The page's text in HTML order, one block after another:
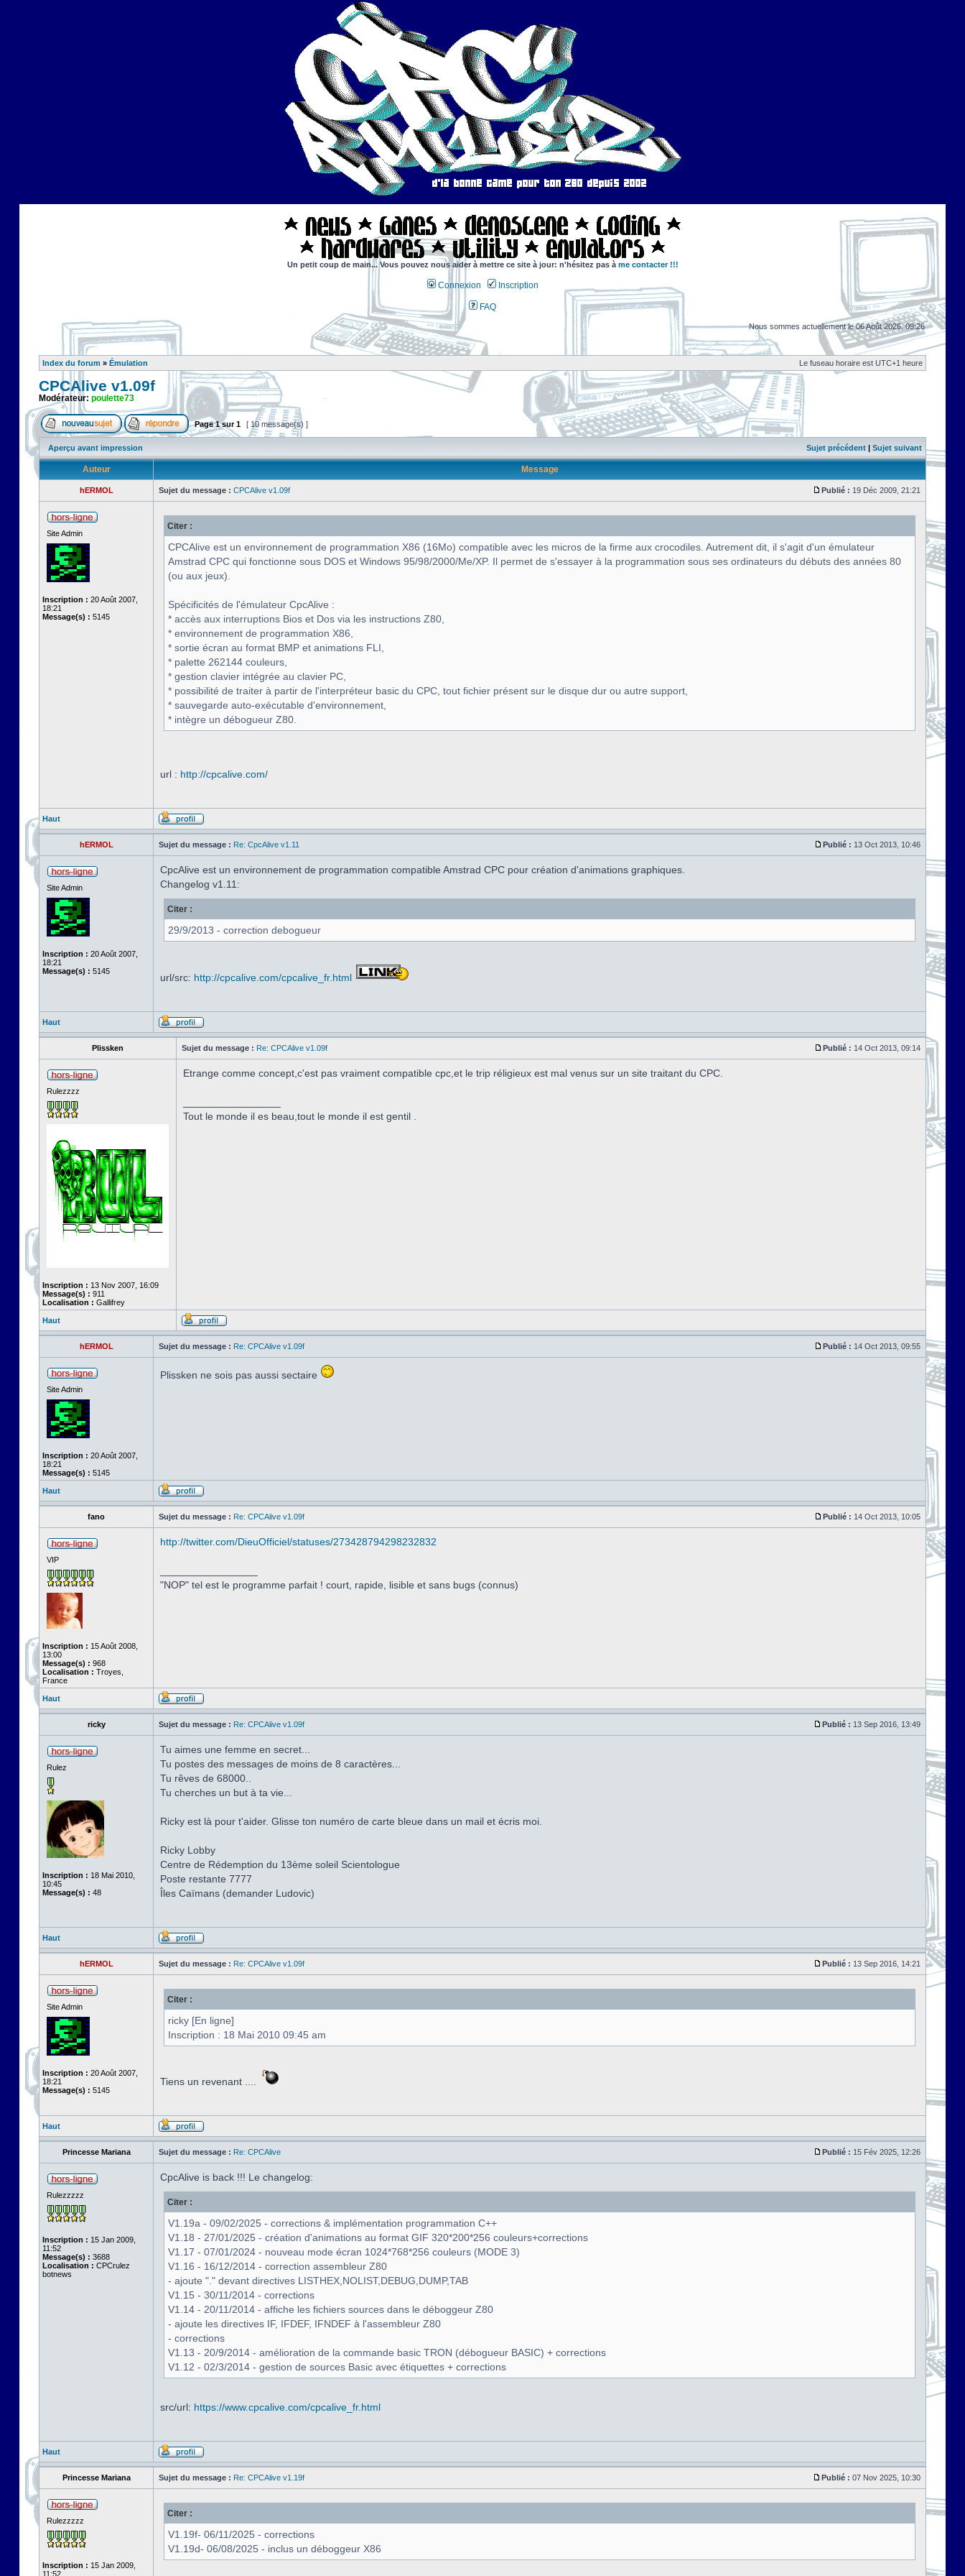
Un petit coup de main... Vous pouvez nous aider à mettre ce site à jour: n'hésitez pas à me contacter !!!
Connexion Inscription
FAQ
Nous sommes actuellement le 06 Août 2026, 09:26
Index du forum » Émulation Le fuseau horaire est UTC+1 heure
CPCAlive v1.09f
Modérateur: poulette73
Page1sur1 [ 10 message(s) ]
Aperçu avant impression Sujet précédent | Sujet suivant
Auteur Message
hERMOL Sujet du message : CPCAlive v1.09f Publié : 19 Déc 2009, 21:21
Site Admin
Inscription : 20 Août 2007,
18:21
Message(s) : 5145
Citer :
CPCAlive est un environnement de programmation X86 (16Mo) compatible avec les micros de la firme aux crocodiles. Autrement dit, il s'agit d'un émulateur
Amstrad CPC qui fonctionne sous DOS et Windows 95/98/2000/Me/XP. Il permet de s'essayer à la programmation sous ses ordinateurs du débuts des années 80
(ou aux jeux).
Spécificités de l'émulateur CpcAlive :
* accès aux interruptions Bios et Dos via les instructions Z80,
* environnement de programmation X86,
* sortie écran au format BMP et animations FLI,
* palette 262144 couleurs,
* gestion clavier intégrée au clavier PC,
* possibilité de traiter à partir de l'interpréteur basic du CPC, tout fichier présent sur le disque dur ou autre support,
* sauvegarde auto-exécutable d'environnement,
* intègre un débogueur Z80.
url : http://cpcalive.com/
Haut
hERMOL Sujet du message : Re: CpcAlive v1.11 Publié : 13 Oct 2013, 10:46
Site Admin
Inscription : 20 Août 2007,
18:21
Message(s) : 5145
CpcAlive est un environnement de programmation compatible Amstrad CPC pour création d'animations graphiques.
Changelog v1.11:
Citer :
29/9/2013 - correction debogueur
url/src: http://cpcalive.com/cpcalive_fr.html
Haut
Plissken Sujet du message : Re: CPCAlive v1.09f Publié : 14 Oct 2013, 09:14
Rulezzzz
Inscription : 13 Nov 2007, 16:09
Message(s) : 911
Localisation : Gallifrey
Etrange comme concept,c'est pas vraiment compatible cpc,et le trip réligieux est mal venus sur un site traitant du CPC.
Tout le monde il es beau,tout le monde il est gentil .
Haut
hERMOL Sujet du message : Re: CPCAlive v1.09f Publié : 14 Oct 2013, 09:55
Site Admin
Inscription : 20 Août 2007,
18:21
Message(s) : 5145
Plissken ne sois pas aussi sectaire
Haut
fano Sujet du message : Re: CPCAlive v1.09f Publié : 14 Oct 2013, 10:05
VIP
Inscription : 15 Août 2008,
13:00
Message(s) : 968
Localisation : Troyes,
France
http://twitter.com/DieuOfficiel/statuses/273428794298232832
"NOP" tel est le programme parfait ! court, rapide, lisible et sans bugs (connus)
Haut
ricky Sujet du message : Re: CPCAlive v1.09f Publié : 13 Sep 2016, 13:49
Rulez
Inscription : 18 Mai 2010,
10:45
Message(s) : 48
Tu aimes une femme en secret...
Tu postes des messages de moins de 8 caractères...
Tu rêves de 68000..
Tu cherches un but à ta vie...
Ricky est là pour t'aider. Glisse ton numéro de carte bleue dans un mail et écris moi.
Ricky Lobby
Centre de Rédemption du 13ème soleil Scientologue
Poste restante 7777
Îles Caïmans (demander Ludovic)
Haut
hERMOL Sujet du message : Re: CPCAlive v1.09f Publié : 13 Sep 2016, 14:21
Site Admin
Inscription : 20 Août 2007,
18:21
Message(s) : 5145
Citer :
ricky [En ligne]
Inscription : 18 Mai 2010 09:45 am
Tiens un revenant ....
Haut
Princesse Mariana Sujet du message : Re: CPCAlive Publié : 15 Fév 2025, 12:26
Rulezzzzz
Inscription : 15 Jan 2009,
11:52
Message(s) : 3688
Localisation : CPCrulez
botnews
CpcAlive is back !!! Le changelog:
Citer :
V1.19a - 09/02/2025 - corrections & implémentation programmation C++
V1.18 - 27/01/2025 - création d'animations au format GIF 320*200*256 couleurs+corrections
V1.17 - 07/01/2024 - nouveau mode écran 1024*768*256 couleurs (MODE 3)
V1.16 - 16/12/2014 - correction assembleur Z80
- ajoute "." devant directives LISTHEX,NOLIST,DEBUG,DUMP,TAB
V1.15 - 30/11/2014 - corrections
V1.14 - 20/11/2014 - affiche les fichiers sources dans le déboggeur Z80
- ajoute les directives IF, IFDEF, IFNDEF à l'assembleur Z80
- corrections
V1.13 - 20/9/2014 - amélioration de la commande basic TRON (débogueur BASIC) + corrections
V1.12 - 02/3/2014 - gestion de sources Basic avec étiquettes + corrections
src/url: https://www.cpcalive.com/cpcalive_fr.html
Haut
Princesse Mariana Sujet du message : Re: CPCAlive v1.19f Publié : 07 Nov 2025, 10:30
Rulezzzzz
Inscription : 15 Jan 2009,
11:52
Citer :
V1.19f- 06/11/2025 - corrections
V1.19d- 06/08/2025 - inclus un déboggeur X86